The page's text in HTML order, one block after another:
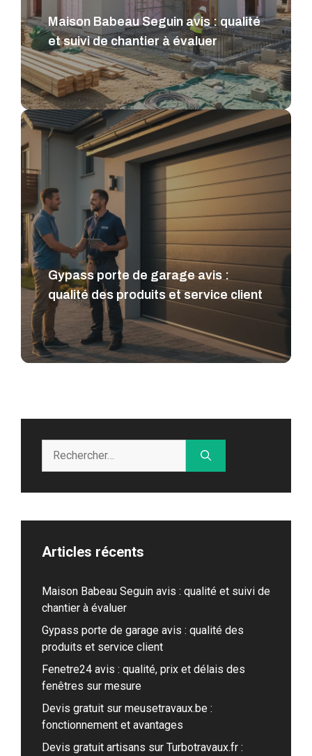
Maison Babeau Seguin avis : qualité
et suivi de chantier à évaluer
Gypass porte de garage avis :
qualité des produits et service client
Articles récents
Maison Babeau Seguin avis : qualité et suivi de
chantier à évaluer
Gypass porte de garage avis : qualité des
produits et service client
Fenetre24 avis : qualité, prix et délais des
fenêtres sur mesure
Devis gratuit sur meusetravaux.be :
fonctionnement et avantages
Devis gratuit artisans sur Turbotravaux.fr :